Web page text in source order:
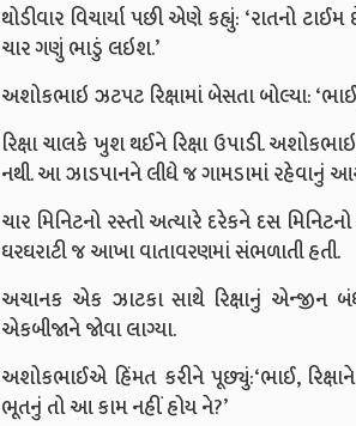
થોડીવાર વિચાર્યા પછી એણે કહ્યું: ‘રાતનો
ચાર ગણું ભાડું લઇશ.’
અશોકભાઇ ઝટપટ રિક્ષામાં બેસતા બોલ્યા:‘ભાઈ
રિક્ષા ચાલકે ખુશ થઈને રિક્ષા ઉપાડી.
નથી. આ ઝાડપાનને લીધે જ ગામડામાં રહેવાનું
ચાર મિનિટનો રસ્તો અત્યારે દરેકને દસ
ઘરઘરાટી જ આખા વાતાવરણમાં સંભળાતી હતી.
અચાનક એક ઝાટકા સાથે રિક્ષાનું
એકબીજાને જોવા લાગ્યા.
અશોકભાઈએ હિંમત કરીને પૂછ્યું:‘ભાઈ,
ભૂતનું તો આ કામ નહીં હોય ને?’